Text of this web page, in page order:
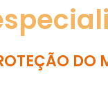
DO